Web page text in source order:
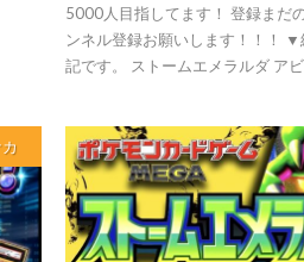
5000人目指してます！ 登録まだ
ンネル登録お願いします！！！
記です。 ストームエメラルダ ア